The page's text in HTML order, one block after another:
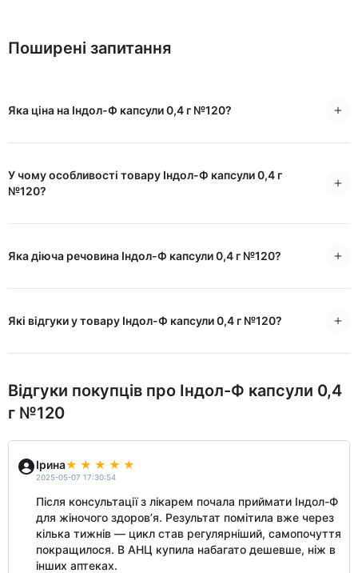
Поширені запитання
Яка ціна на Індол-Ф капсули 0,4 г №120?
У чому особливості товару Індол-Ф капсули 0,4 г
№120?
Яка діюча речовина Індол-Ф капсули 0,4 г №120?
Які відгуки у товару Індол-Ф капсули 0,4 г №120?
Відгуки покупців про Індол-Ф капсули 0,4
г №120
Ірина
2025-05-07 17:30:54
Після консультації з лікарем почала приймати Індол-Ф
для жіночого здоров’я. Результат помітила вже через
кілька тижнів — цикл став регулярніший, самопочуття
покращилося. В АНЦ купила набагато дешевше, ніж в
інших аптеках.